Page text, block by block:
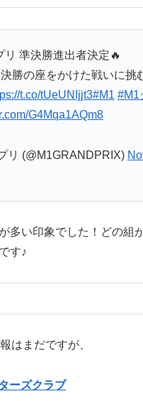
リ 準決勝進出者決定🔥
勝の座をかけた戦いに挑
t.co/tUeUNIjjt3#M1 #M1
G4Mqa1AQm8
リ (@M1GRANDPRIX)
多い印象でした！どの組
す♪
はまだですが、
ーズクラブ